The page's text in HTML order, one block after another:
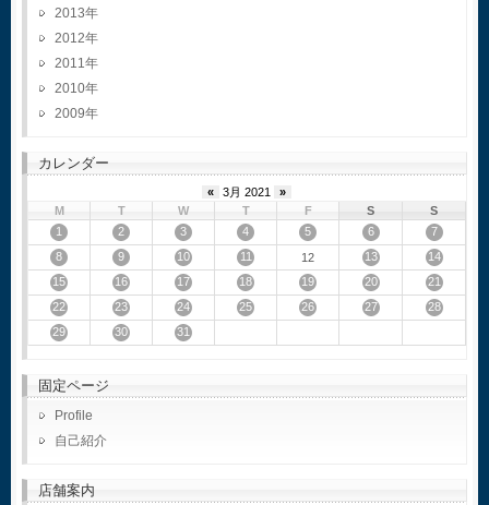
2013
2012
2011
2010
2009
カレンダー
« 3月 2021
»
M
T W T F S
S
1
2 3 4 5 6
7
8
9 10 11 12 13
14
15
16 17 18 19 20
21
22
23 24 25 26 27
28
29
30 31
固定ページ
Profile
自己紹介
店舗案内